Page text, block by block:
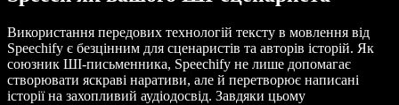
Використання передових технологій тексту в мовлення від
Speechify є безцінним для сценаристів та авторів історій. Як
союзник ШІ-письменника, Speechify не лише допомагає
створювати яскраві наративи, але й перетворює написані
історії на захопливий аудіодосвід. Завдяки цьому